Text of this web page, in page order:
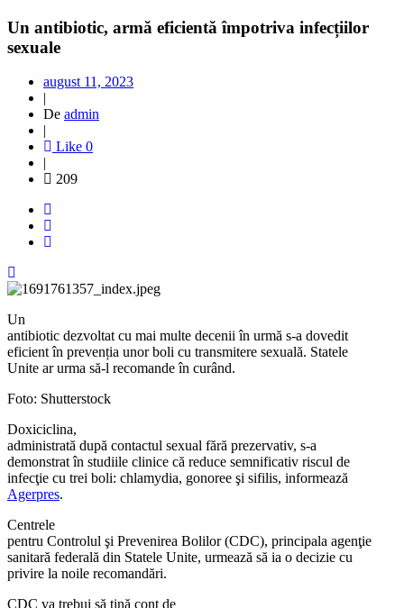
Un antibiotic, armă eficientă împotriva infecțiilor
sexuale
august 11, 2023
|
De admin
|
Like 0
|
209
Un
antibiotic dezvoltat cu mai multe decenii în urmă s-a dovedit
eficient în prevenția unor boli cu transmitere sexuală. Statele
Unite ar urma să-l recomande în curând.
Foto: Shutterstock
Doxiciclina,
administrată după contactul sexual fără prezervativ, s-a
demonstrat în studiile clinice că reduce semnificativ riscul de
infecţie cu trei boli: chlamydia, gonoree şi sifilis, informează
Agerpres.
Centrele
pentru Controlul şi Prevenirea Bolilor (CDC), principala agenţie
sanitară federală din Statele Unite, urmează să ia o decizie cu
privire la noile recomandări.
CDC va trebui să ţină cont de